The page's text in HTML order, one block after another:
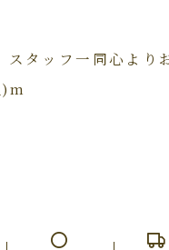
スタッフ一同心より